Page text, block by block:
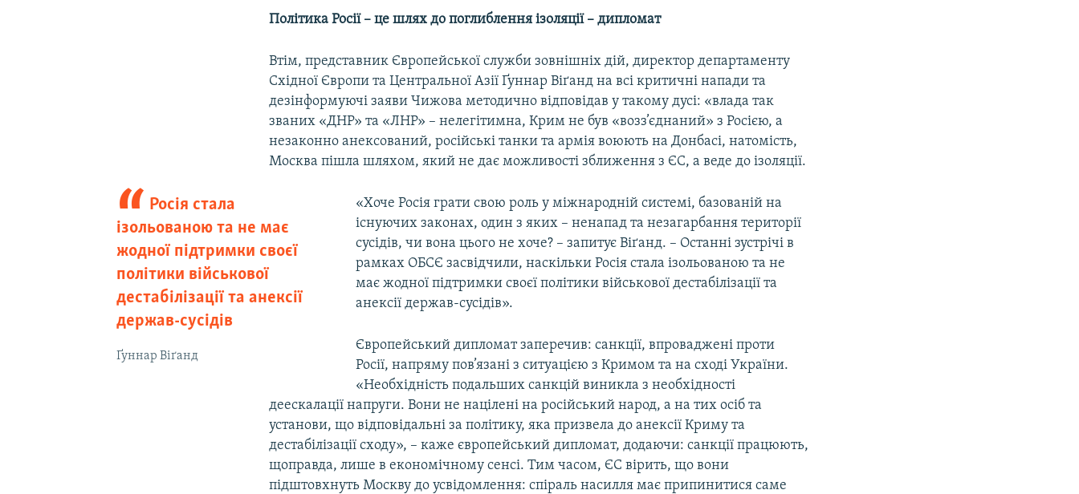
Політика Росії – це шлях до поглиблення ізоляції – дипломат
Втім, представник Європейської служби зовнішніх дій, директор департаменту
Східної Європи та Центральної Азії Ґуннар Віґанд на всі критичні напади та
дезінформуючі заяви Чижова методично відповідав у такому дусі: «влада так
званих «ДНР» та «ЛНР» – нелегітимна, Крим не був «возз’єднаний» з Росією, а
незаконно анексований, російські танки та армія воюють на Донбасі, натомість,
Москва пішла шляхом, який не дає можливості зближення з ЄС, а веде до ізоляції.
Росія стала
ізольованою та не має
жодної підтримки своєї
політики військової
дестабілізації та анексії
держав-сусідів
Ґуннар Віґанд
«Хоче Росія грати свою роль у міжнародній системі, базованій на
існуючих законах, один з яких – ненапад та незагарбання території
сусідів, чи вона цього не хоче? – запитує Віґанд. – Останні зустрічі в
рамках ОБСЄ засвідчили, наскільки Росія стала ізольованою та не
має жодної підтримки своєї політики військової дестабілізації та
анексії держав-сусідів».
Європейський дипломат заперечив: санкції, впроваджені проти
Росії, напряму пов’язані з ситуацією з Кримом та на сході України.
«Необхідність подальших санкцій виникла з необхідності
деескалації напруги. Вони не націлені на російський народ, а на тих осіб та
установи, що відповідальні за політику, яка призвела до анексії Криму та
дестабілізації сходу», – каже європейський дипломат, додаючи: санкції працюють,
щоправда, лише в економічному сенсі. Тим часом, ЄС вірить, що вони
підштовхнуть Москву до усвідомлення: спіраль насилля має припинитися саме